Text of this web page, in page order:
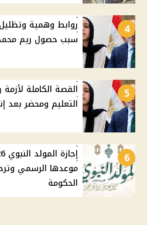
4
روابط وهمية
سبب حصول ريم محمد على 4%
5
التعليم ومحضر بعد
6
موعدها الرسمي
الحكومة